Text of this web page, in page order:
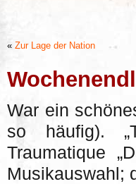
« Zur Lage der Nation
War ein
so häufig).
Traumatique
Musikauswahl;